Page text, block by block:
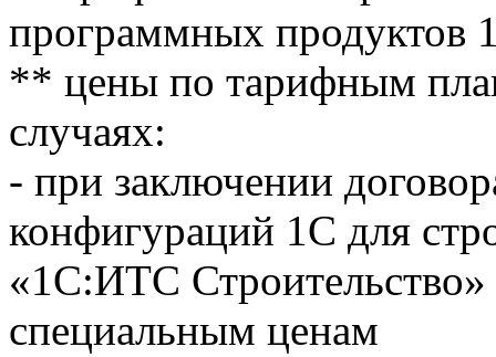
программных продуктов
** цены по тарифным
случаях:
- при заключении
конфигураций 1С для
«1С:ИТС
специальным ценам